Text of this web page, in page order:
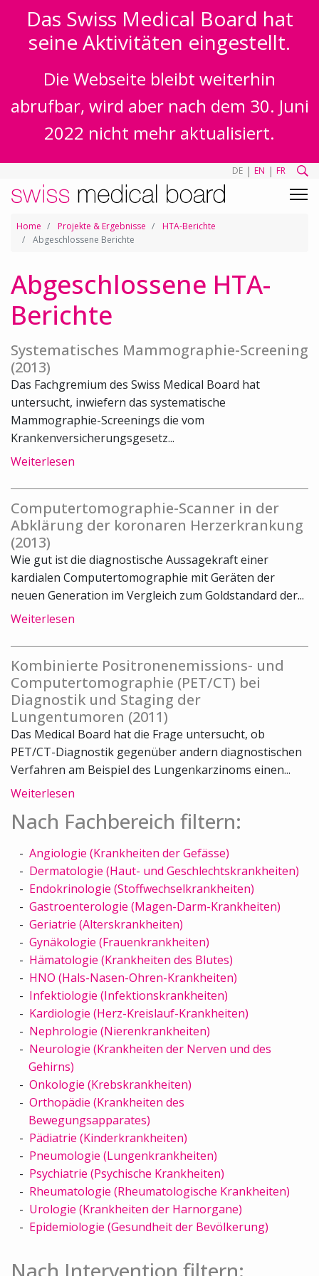
Das Swiss Medical Board hat
seine Aktivitäten eingestellt.
Die Webseite bleibt weiterhin
abrufbar, wird aber nach dem 30. Juni
2022 nicht mehr aktualisiert.
DE | EN | FR
Home Projekte & Ergebnisse
HTA-Berichte
Abgeschlossene Berichte
Abgeschlossene HTA-
Berichte
Systematisches Mammographie-Screening
(2013)
Das Fachgremium des Swiss Medical Board hat
untersucht, inwiefern das systematische
Mammographie-Screenings die vom
Krankenversicherungsgesetz...
Weiterlesen
Computertomographie-Scanner in der
Abklärung der koronaren Herzerkrankung
(2013)
Wie gut ist die diagnostische Aussagekraft einer
kardialen Computertomographie mit Geräten der
neuen Generation im Vergleich zum Goldstandard der...
Weiterlesen
Kombinierte Positronenemissions- und
Computertomographie (PET/CT) bei
Diagnostik und Staging der
Lungentumoren (2011)
Das Medical Board hat die Frage untersucht, ob
PET/CT-Diagnostik gegenüber andern diagnostischen
Verfahren am Beispiel des Lungenkarzinoms einen...
Weiterlesen
Nach Fachbereich filtern:
Angiologie (Krankheiten der Gefässe)
Dermatologie (Haut- und Geschlechtskrankheiten)
Endokrinologie (Stoffwechselkrankheiten)
Gastroenterologie (Magen-Darm-Krankheiten)
Geriatrie (Alterskrankheiten)
Gynäkologie (Frauenkrankheiten)
Hämatologie (Krankheiten des Blutes)
HNO (Hals-Nasen-Ohren-Krankheiten)
Infektiologie (Infektionskrankheiten)
Kardiologie (Herz-Kreislauf-Krankheiten)
Nephrologie (Nierenkrankheiten)
Neurologie (Krankheiten der Nerven und des
Gehirns)
Onkologie (Krebskrankheiten)
Orthopädie (Krankheiten des
Bewegungsapparates)
Pädiatrie (Kinderkrankheiten)
Pneumologie (Lungenkrankheiten)
Psychiatrie (Psychische Krankheiten)
Rheumatologie (Rheumatologische Krankheiten)
Urologie (Krankheiten der Harnorgane)
Epidemiologie (Gesundheit der Bevölkerung)
Nach Intervention filtern: